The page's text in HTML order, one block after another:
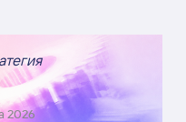
2026